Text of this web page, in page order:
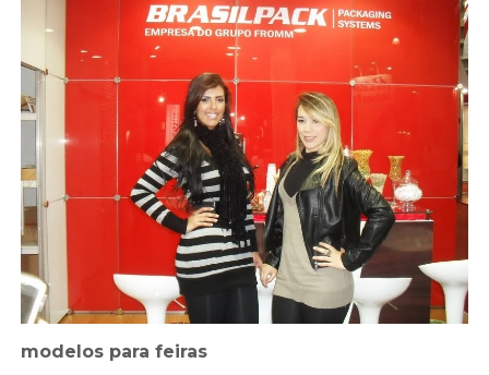
modelos para feiras